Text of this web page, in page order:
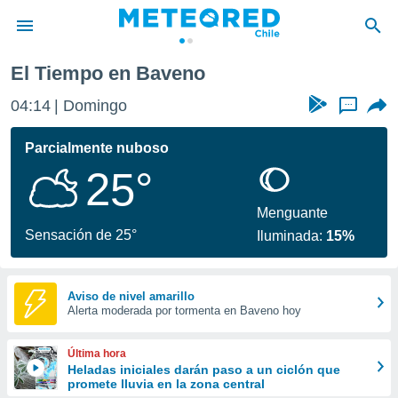
de
por
se
calidad.
a este
las
y
forma
digital
basada
El Tiempo en Baveno
04:14 Domingo ...
Parcialmente nuboso
25°
Sensación de 25°
Menguante
Iluminada: 15%
Aviso de nivel amarillo
Alerta moderada por tormenta en Baveno hoy
Última hora
Heladas iniciales darán paso a un ciclón que
promete lluvia en la zona central